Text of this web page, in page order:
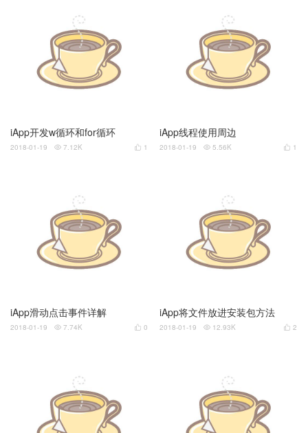
iApp开发w循环和for循环
 1
2018-01-19  7.12K
iApp线程使用周边
 1
2018-01-19  5.56K
iApp滑动点击事件详解
 0
2018-01-19  7.74K
iApp将文件放进安装包方法
 2
2018-01-19  12.93K